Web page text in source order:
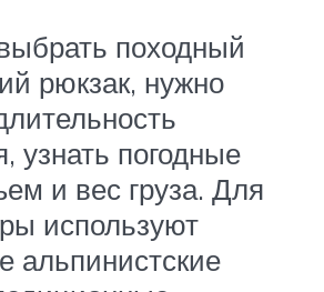
походный
рюкзак, нужно
узнать погодные
и вес груза. Для
используют
альпинистские